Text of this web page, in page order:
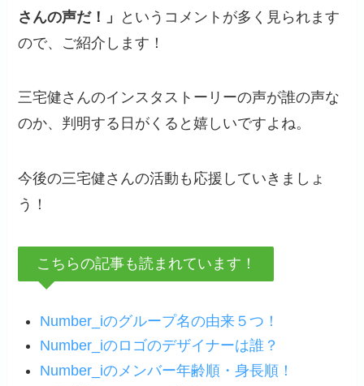
さんの声だ！」
というコメントが多く見られます
ので、ご紹介します！
三宅健さんのインスタストーリーの声が誰の声な
のか、判明する日がくると嬉しいですよね。
今後の三宅健さんの活動も応援していきましょ
う！
こちらの記事も読まれています！
Number_iのグループ名の由来５つ！
Number_iのロゴのデザイナーは誰？
Number_iのメンバー年齢順・身長順！